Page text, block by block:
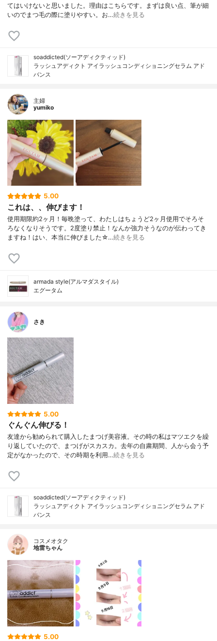
てはいけないと思いました。理由はこちらです。まずは良い点、筆が細
いのでまつ毛の際に塗りやすい。お…続きを見る
soaddicted(ソーアディクティッド)
ラッシュアディクト アイラッシュコンディショニングセラム アド
バンス
主婦
yumiko
5.00
これは、、伸びます！
使用期限約2ヶ月！毎晩塗って、わたしはちょうど2ヶ月使用でそろそ
ろなくなりそうです。2度塗り禁止！なんか強力そうなのが伝わってき
ますね！はい、本当に伸びました☆…続きを見る
armada style(アルマダスタイル)
エグータム
さき
5.00
ぐんぐん伸びる！
友達から勧められて購入したまつげ美容液。その時の私はマツエクを繰
り返していたので、まつげがスカスカ。去年の自粛期間、人から会う予
定がなかったので、その時期を利用…続きを見る
soaddicted(ソーアディクティッド)
ラッシュアディクト アイラッシュコンディショニングセラム アド
バンス
コスメオタク
地雷ちゃん
5.00